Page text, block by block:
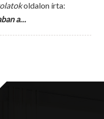
oldalon írta:
a…